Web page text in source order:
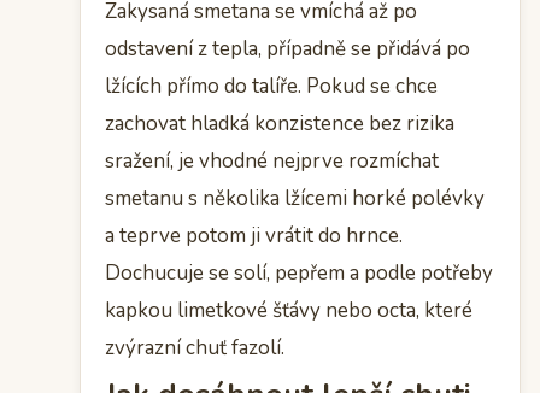
Zakysaná smetana se vmíchá až po
odstavení z tepla, případně se přidává po
lžících přímo do talíře. Pokud se chce
zachovat hladká konzistence bez rizika
sražení, je vhodné nejprve rozmíchat
smetanu s několika lžícemi horké polévky
a teprve potom ji vrátit do hrnce.
Dochucuje se solí, pepřem a podle potřeby
kapkou limetkové šťávy nebo octa, které
zvýrazní chuť fazolí.